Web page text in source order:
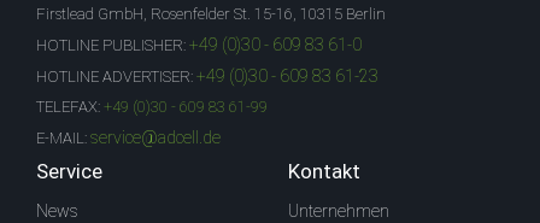
Firstlead GmbH, Rosenfelder St. 15-16, 10315 Berlin
HOTLINE PUBLISHER: +49 (0)30 - 609 83 61-0
HOTLINE ADVERTISER: +49 (0)30 - 609 83 61-23
TELEFAX: +49 (0)30 - 609 83 61-99
E-MAIL: service@adcell.de
Service
News
Kontakt
Unternehmen